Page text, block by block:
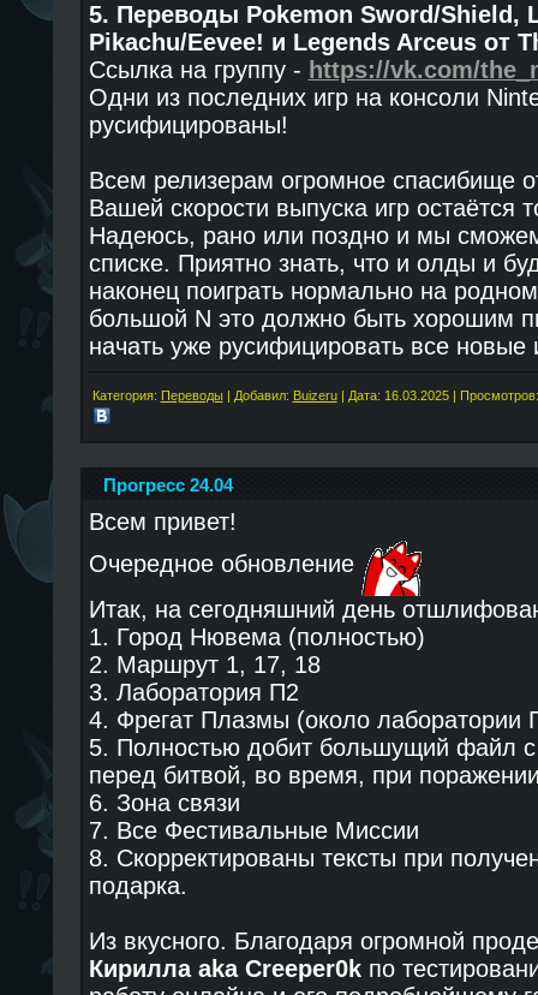
5. Переводы Pokemon Sword/Shield,
Pikachu/Eevee! и Legends Arceus от
Ссылка на группу - https://vk.com/
Одни из последних игр на консоли
русифицированы!
Всем релизерам огромное спасибище
Вашей скорости выпуска игр остаётся
Надеюсь, рано или поздно и мы
списке. Приятно знать, что и олды и
наконец поиграть нормально на
большой N это должно быть хорошим
начать уже русифицировать все новые
Категория: Переводы| Добавил: Buizeru| Дата: 16.03.2025|
Прогресс 24.04
Всем привет!
Очередное обновление
Итак, на сегодняшний день
1. Город Нювема (полностью)
2. Маршрут 1, 17, 18
3. Лаборатория П2
4. Фрегат Плазмы (около лаборатории
5. Полностью добит большущий файл
перед битвой, во время, при
6. Зона связи
7. Все Фестивальные Миссии
8. Скорректированы тексты при
подарка.
Из вкусного. Благодаря огромной
Кирилла aka Creeper0kпо